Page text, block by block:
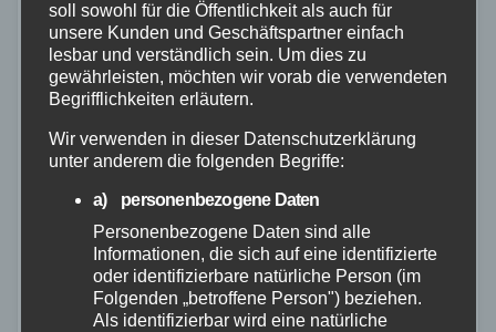
POLIZEI
Falscher Polizeibeamter: 17-jähriger
mutmaßlicher Betrüger in Elz
festgenommen
24. JULI 2026
Ermittlern der Staatsanwaltschaft Wiesbaden und des
Polizeipräsidiums Westhessen ist am Dienstag,
soll sowohl für die Öffentlichkeit als auch für
unsere Kunden und Geschäftspartner einfach
lesbar und verständlich sein. Um dies zu
gewährleisten, möchten wir vorab die verwendeten
Begrifflichkeiten erläutern.
Wir verwenden in dieser Datenschutzerklärung
unter anderem die folgenden Begriffe:
a) personenbezogene Daten
Personenbezogene Daten sind alle
Informationen, die sich auf eine identifizierte
oder identifizierbare natürliche Person (im
Folgenden „betroffene Person") beziehen.
Als identifizierbar wird eine natürliche